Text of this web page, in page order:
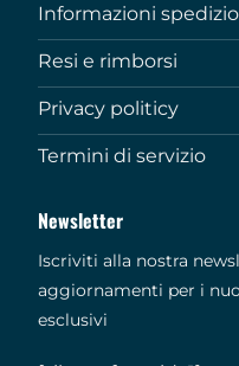
Informazioni
Resi e rimborsi
Privacy politicy
Termini di servizio
Newsletter
Iscriviti alla nostra
aggiornamenti per i
esclusivi